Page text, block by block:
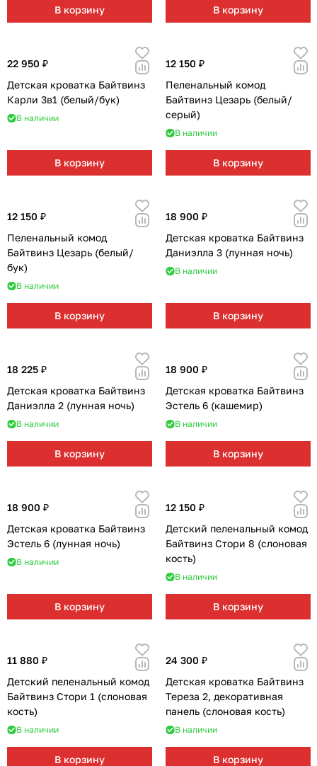
В корзину В корзину
22 950 ₽
Детская кроватка Байтвинз
Карли 3в1 (белый/бук)
В наличии
В корзину
12 150 ₽
Пеленальный комод
Байтвинз Цезарь (белый/
серый)
В наличии
В корзину
12 150 ₽
Пеленальный комод
Байтвинз Цезарь (белый/
бук)
В наличии
В корзину
18 900 ₽
Детская кроватка Байтвинз
Даниэлла 3 (лунная ночь)
В наличии
В корзину
18 225 ₽
Детская кроватка Байтвинз
Даниэлла 2 (лунная ночь)
В наличии
В корзину
18 900 ₽
Детская кроватка Байтвинз
Эстель 6 (кашемир)
В наличии
В корзину
18 900 ₽
Детская кроватка Байтвинз
Эстель 6 (лунная ночь)
В наличии
В корзину
12 150 ₽
Детский пеленальный комод
Байтвинз Стори 8 (слоновая
кость)
В наличии
В корзину
11 880 ₽
Детский пеленальный комод
Байтвинз Стори 1 (слоновая
кость)
В наличии
В корзину
24 300 ₽
Детская кроватка Байтвинз
Тереза 2, декоративная
панель (слоновая кость)
В наличии
В корзину
Мягкая мебель
Шезлонги и электрокачели 166
Увлажнители воздуха
Подвесные игрушки и растяжки
12
Хранение игрушек